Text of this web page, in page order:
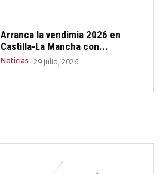
Arranca la vendimia 2026 en
Castilla-La Mancha con...
Noticias 29 julio, 2026